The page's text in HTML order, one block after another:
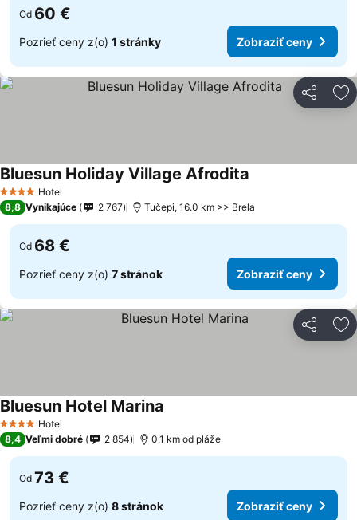
Od 60 €
Pozrieť ceny z(o) 1 stránky Zobraziť ceny
Zdieľať
4 Počet hviezdičiek
Hotel
Bluesun Holiday Village Afrodita
8,8 Vynikajúce 2 767 Tučepi, 16.0 km >> Brela
Od 68 €
Pozrieť ceny z(o) 7 stránok Zobraziť ceny
Zdieľať
4 Počet hviezdičiek
Hotel
Bluesun Hotel Marina
8,4 Veľmi dobré 2 854 0.1 km od pláže
Od 73 €
Pozrieť ceny z(o) 8 stránok Zobraziť ceny